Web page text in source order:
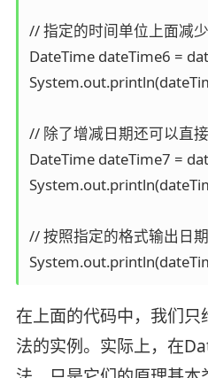
// 指定的时间单位上面减
DateTime dateTime6 =
// 除了增减日期还可以直
DateTime dateTime7 =
// 按照指定的格式输出日期
在上面的代码中，我们
法的实例。实际上，在